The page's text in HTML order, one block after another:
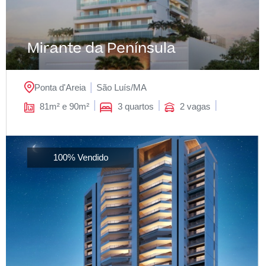
Mirante da Península
Ponta d'Areia São Luís/MA
81m² e 90m²
3 quartos 2 vagas
100% Vendido